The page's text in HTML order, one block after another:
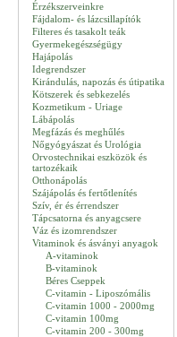
Érzékszerveinkre
Fájdalom- és lázcsillapítók
Filteres és tasakolt teák
Gyermekegészségügy
Hajápolás
Idegrendszer
Kirándulás, napozás és útipatika
Kötszerek és sebkezelés
Kozmetikum - Uriage
Lábápolás
Megfázás és meghűlés
Nőgyógyászat és Urológia
Orvostechnikai eszközök és
tartozékaik
Otthonápolás
Szájápolás és fertőtlenítés
Szív, ér és érrendszer
Tápcsatorna és anyagcsere
Váz és izomrendszer
Vitaminok és ásványi anyagok
A-vitaminok
B-vitaminok
Béres Cseppek
C-vitamin - Liposzómális
C-vitamin 1000 - 2000mg
C-vitamin 100mg
C-vitamin 200 - 300mg